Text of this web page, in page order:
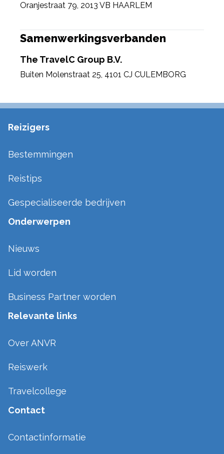
Oranjestraat 79, 2013 VB HAARLEM
Samenwerkingsverbanden
The TravelC Group B.V.
Buiten Molenstraat 25, 4101 CJ CULEMBORG
Reizigers
Bestemmingen
Reistips
Gespecialiseerde bedrijven
Onderwerpen
Nieuws
Lid worden
Business Partner worden
Relevante links
Over ANVR
Reiswerk
Travelcollege
Contact
Contactinformatie